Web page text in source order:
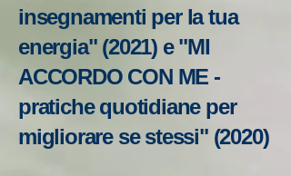
insegnamenti per la tua
energia" (2021) e "MI
ACCORDO CON ME -
pratiche quotidiane per
migliorare se stessi" (2020)